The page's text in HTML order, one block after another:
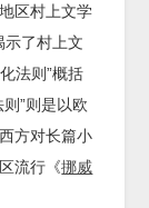
区村上文学
示了村上文
法则”概括
”则是以欧
方对长篇小
流行《挪威